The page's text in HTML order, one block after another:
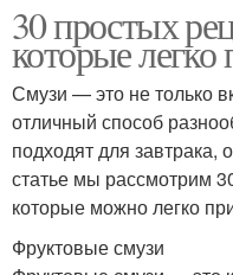
30 простых
которые легко
Смузи — это не только
отличный способ
подходят для завтрака,
статье мы рассмотрим
которые можно легко
Фруктовые смузи